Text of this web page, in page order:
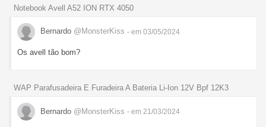
Notebook Avell A52 ION RTX 4050
Bernardo @MonsterKiss - em 03/05/2024
Os avell tão bom?
WAP Parafusadeira E Furadeira A Bateria Li-Ion 12V Bpf 12K3
Bernardo @MonsterKiss - em 21/03/2024